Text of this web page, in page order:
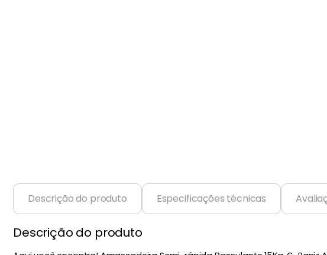
Descrição do produto Especificações técnicas
Descrição do produto